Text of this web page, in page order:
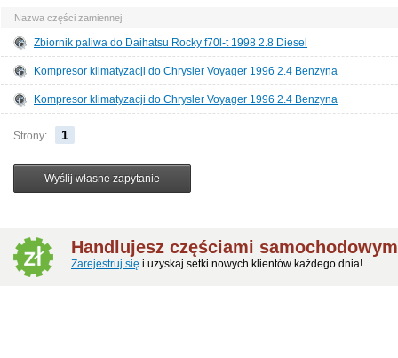
Nazwa części zamiennej
Zbiornik paliwa do Daihatsu Rocky f70l-t 1998 2.8 Diesel
Kompresor klimatyzacji do Chrysler Voyager 1996 2.4 Benzyna
Kompresor klimatyzacji do Chrysler Voyager 1996 2.4 Benzyna
Strony: 1
Handlujesz częściami
Zarejestruj się i uzyskaj setki nowych klientów każdego dnia!